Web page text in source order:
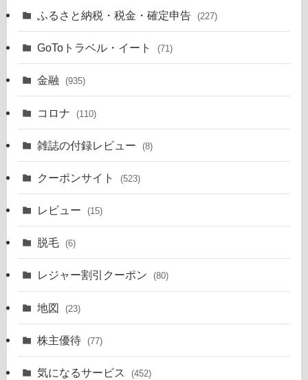
ふるさと納税・税金・確定申告 (227)
GoToトラベル・イート (71)
金融 (935)
コロナ (110)
雑誌の付録レビュー (8)
クーポンサイト (523)
レビュー (15)
脱毛 (6)
レジャー割引クーポン (80)
地図 (23)
株主優待 (77)
気になるサービス (452)